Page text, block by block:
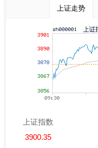
上证走势
上证指数
3900.35